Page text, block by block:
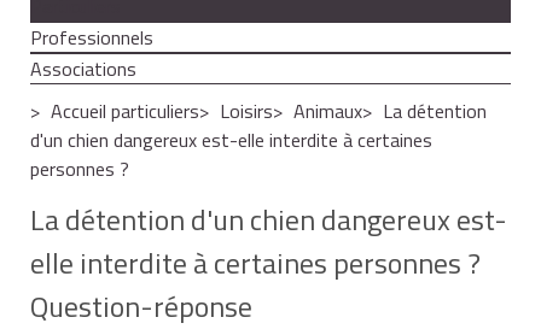
Professionnels
Associations
Accueil particuliers
Loisirs Animaux
La détention
d'un chien dangereux est-elle interdite à certaines
personnes ?
La détention d'un chien dangereux est-
elle interdite à certaines personnes ?
Question-réponse